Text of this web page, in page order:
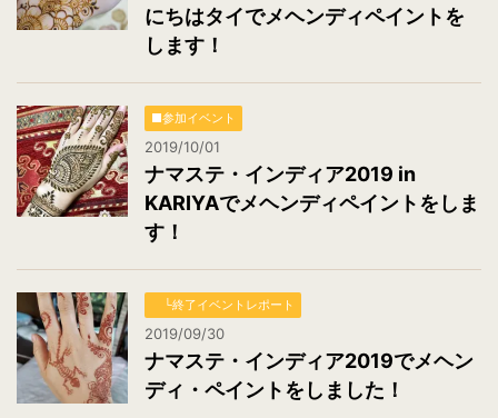
にちはタイでメヘンディペイントを
します！
■参加イベント
2019/10/01
ナマステ・インディア2019 in
KARIYAでメヘンディペイントをしま
す！
└終了イベントレポート
2019/09/30
ナマステ・インディア2019でメヘン
ディ・ペイントをしました！